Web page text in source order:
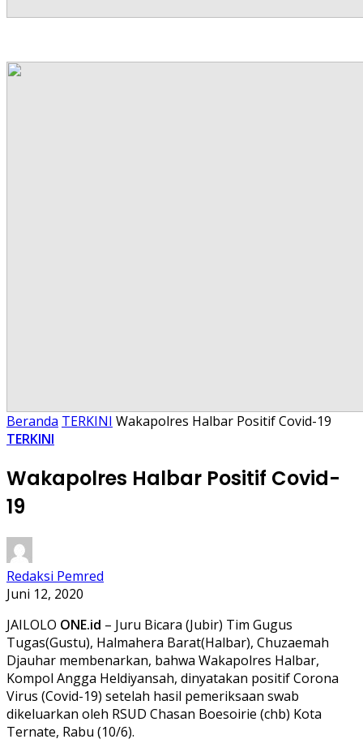
Beranda TERKINI Wakapolres Halbar Positif Covid-19
TERKINI
Wakapolres Halbar Positif Covid-
19
Redaksi Pemred
Juni 12, 2020
JAILOLO ONE.id – Juru Bicara (Jubir) Tim Gugus
Tugas(Gustu), Halmahera Barat(Halbar), Chuzaemah
Djauhar membenarkan, bahwa Wakapolres Halbar,
Kompol Angga Heldiyansah, dinyatakan positif Corona
Virus (Covid-19) setelah hasil pemeriksaan swab
dikeluarkan oleh RSUD Chasan Boesoirie (chb) Kota
Ternate, Rabu (10/6).